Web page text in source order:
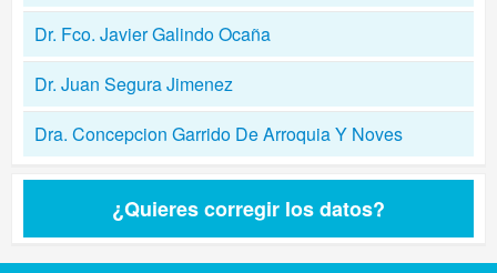
Dr. Fco. Javier Galindo Ocaña
Dr. Juan Segura Jimenez
Dra. Concepcion Garrido De Arroquia Y Noves
¿Quieres corregir los datos?